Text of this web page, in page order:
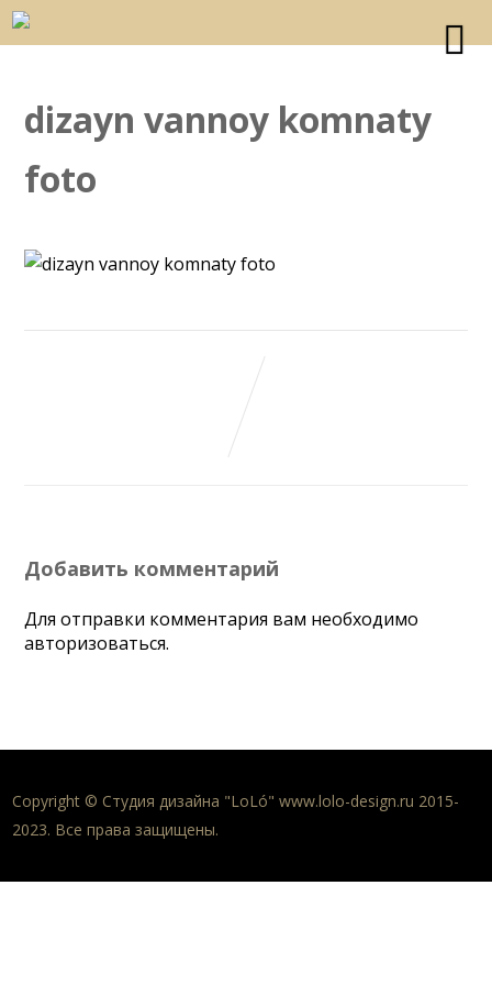
dizayn vannoy komnaty
foto
Добавить комментарий
Для отправки комментария вам необходимо
авторизоваться.
Copyright © Студия дизайна "LoLó" www.lolo-design.ru 2015-
2023. Все права защищены.